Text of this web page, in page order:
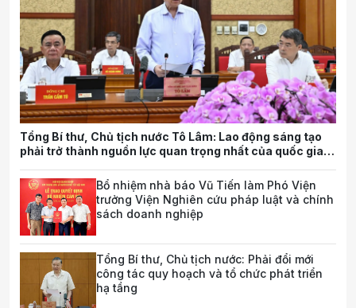
Tổng Bí thư, Chủ tịch nước Tô Lâm: Lao động sáng tạo
phải trở thành nguồn lực quan trọng nhất của quốc gia
Bổ nhiệm nhà báo Vũ Tiến làm Phó Viện
trưởng Viện Nghiên cứu pháp luật và chính
sách doanh nghiệp
Tổng Bí thư, Chủ tịch nước: Phải đổi mới
công tác quy hoạch và tổ chức phát triển
hạ tầng